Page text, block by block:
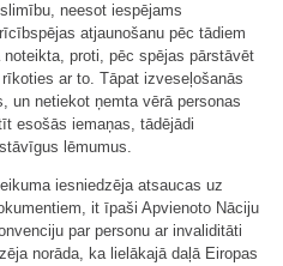
neesot iespējams
atjaunošanu pēc tādiem
proti, pēc spējas pārstāvēt
ar to. Tāpat izveseļošanās
un netiekot ņemta vērā personas
esošās iemaņas, tādējādi
lēmumus.
iesniedzēja atsaucas uz
it īpaši Apvienoto Nāciju
par personu ar invaliditāti
norāda, ka lielākajā daļā Eiropas